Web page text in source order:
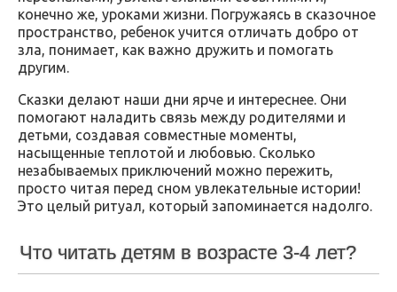
конечно же, уроками жизни. Погружаясь в сказочное
пространство, ребенок учится отличать добро от
зла, понимает, как важно дружить и помогать
другим.
Сказки делают наши дни ярче и интереснее. Они
помогают наладить связь между родителями и
детьми, создавая совместные моменты,
насыщенные теплотой и любовью. Сколько
незабываемых приключений можно пережить,
просто читая перед сном увлекательные истории!
Это целый ритуал, который запоминается надолго.
Что читать детям в возрасте 3-4 лет?